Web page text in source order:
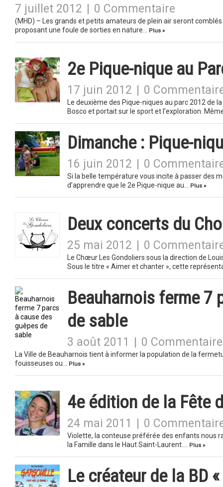
7 juillet 2012 0 Commentaire
(MHD) – Les grands et petits amateurs de plein air seront
proposant une foule de sorties en nature…
Plus »
2e Pique-nique au
17 juin 2012 0
Le deuxième des Pique-niques au parc 2012 de
Bosco et portait sur le sport et l’exploration.
Dimanche : Pique-
16 juin 2012 0
Si la belle température vous incite à passer des
d’apprendre que le 2e Pique-nique au…
Plus »
Deux concerts du
25 mai 2012 0
Le Chœur Les Gondoliers sous la direction de
Sous le titre « Aimer et chanter », cette
Beauharnois ferme 7
de sable
3 août 2011 0 Commentaire
La Ville de Beauharnois tient à informer la population de la
fouisseuses ou…
Plus »
4e édition de la Fête
24 mai 2011 0
Violette, la conteuse préférée des enfants nous
la Famille dans le Haut Saint-Laurent….
Plus »
Le créateur de la BD